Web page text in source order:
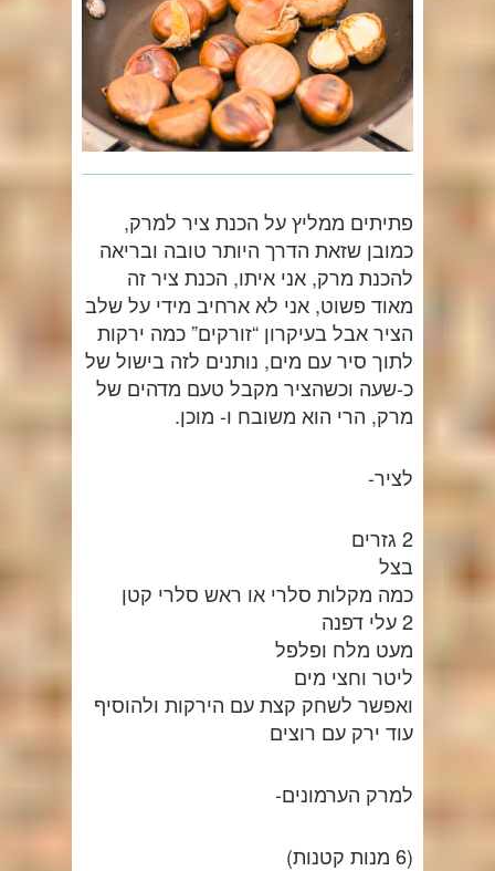
פתיתים ממליץ על הכנת ציר למרק,
כמובן שזאת הדרך היותר טובה ובריאה
להכנת מרק, אני איתו, הכנת ציר זה
מאוד פשוט, אני לא ארחיב מידי על שלב
הציר אבל בעיקרון “זורקים” כמה ירקות
לתוך סיר עם מים, נותנים לזה בישול של
כ-שעה וכשהציר מקבל טעם מדהים של
מרק, הרי הוא משובח ו- מוכן.
לציר-
2 גזרים
בצל
כמה מקלות סלרי או ראש סלרי קטן
2 עלי דפנה
מעט מלח ופלפל
ליטר וחצי מים
ואפשר לשחק קצת עם הירקות ולהוסיף
עוד ירק עם רוצים
למרק הערמונים-
(6 מנות קטנות)